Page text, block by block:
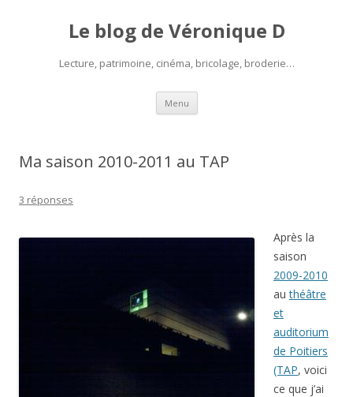
Le blog de Véronique D
Lecture, patrimoine, cinéma, bricolage, broderie…
Menu Aller
contenu
Ma saison 2010-2011 au TAP
3 réponses
Après la
saison
2009-2010
authéâtre
et
auditorium
de Poitiers
(TAP, voici
ce que j’ai